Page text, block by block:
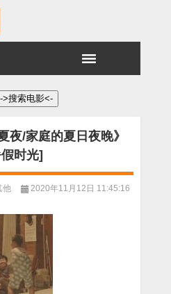
夜/家庭的夏日夜晚》
时光]
他
2020年11月12日 11:45:16